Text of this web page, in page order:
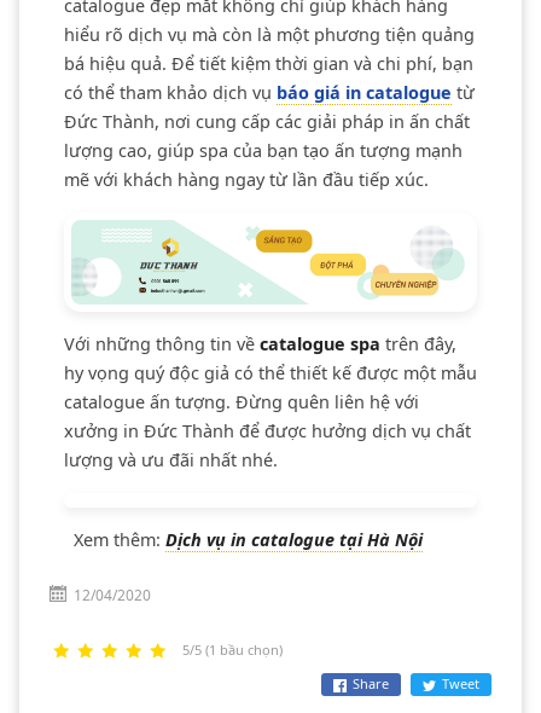
catalogue đẹp mắt không chỉ giúp khách hàng
hiểu rõ dịch vụ mà còn là một phương tiện quảng
bá hiệu quả. Để tiết kiệm thời gian và chi phí, bạn
có thể tham khảo dịch vụ báo giá in catalogue từ
Đức Thành, nơi cung cấp các giải pháp in ấn chất
lượng cao, giúp spa của bạn tạo ấn tượng mạnh
mẽ với khách hàng ngay từ lần đầu tiếp xúc.
Với những thông tin về catalogue spa trên đây,
hy vọng quý độc giả có thể thiết kế được một mẫu
catalogue ấn tượng. Đừng quên liên hệ với
xưởng in Đức Thành để được hưởng dịch vụ chất
lượng và ưu đãi nhất nhé.
Xem thêm: Dịch vụ in catalogue tại Hà Nội
12/04/2020
5/5 (1 bầu chọn)
Share
Tweet